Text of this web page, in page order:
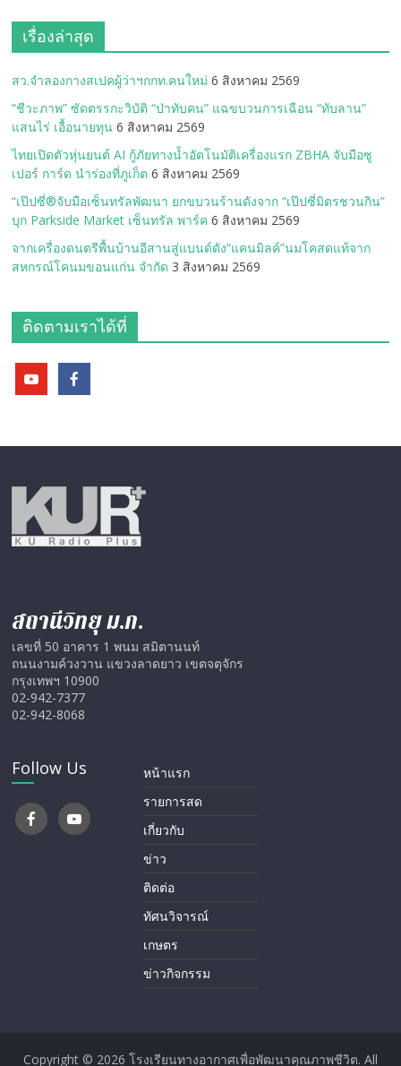
เรื่องล่าสุด
สว.จำลองกางสเปคผู้ว่าฯกกท.คนใหม่ 6 สิงหาคม 2569
“ชีวะภาพ” ซัดตรรกะวิบัติ “ป่าทับคน” แฉขบวนการเฉือน “ทับลาน”
แสนไร่ เอื้อนายทุน 6 สิงหาคม 2569
ไทยเปิดตัวหุ่นยนต์ AI กู้ภัยทางน้ำอัตโนมัติเครื่องแรก ZBHA จับมือซู
เปอร์ การ์ด นำร่องที่ภูเก็ต 6 สิงหาคม 2569
“เป๊ปซี่®จับมือเซ็นทรัลพัฒนา ยกขบวนร้านดังจาก “เป๊ปซี่มิตรชวนกิน”
บุก Parkside Market เซ็นทรัล พาร์ค 6 สิงหาคม 2569
จากเครื่องดนตรีพื้นบ้านอีสานสู่แบนด์ดัง“แคนมิลค์”นมโคสดแท้จาก
สหกรณ์โคนมขอนแก่น จำกัด 3 สิงหาคม 2569
ติดตามเราได้ที่
สถานีวิทยุ ม.ก.
เลขที่ 50 อาคาร 1 พนม สมิตานนท์
ถนนงามค์วงวาน แขวงลาดยาว เขตจตุจักร
กรุงเทพฯ 10900
02-942-7377
02-942-8068
Follow Us
หน้าแรก
รายการสด
เกี่ยวกับ
ข่าว
ติดต่อ
ทัศนวิจารณ์
เกษตร
ข่าวกิจกรรม
Copyright © 2026 โรงเรียนทางอากาศ​เพื่อพัฒนาคุณภาพชีวิต. All